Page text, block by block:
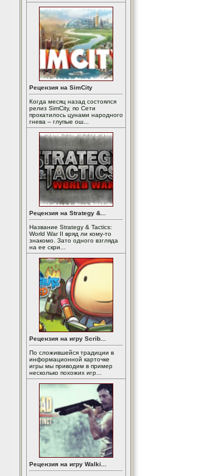
Рецензия на SimCity
Когда месяц назад состоялся
релиз SimCity, по Сети
прокатилось цунами народного
гнева – глупые ош...
Рецензия на Strategy &...
Название Strategy & Tactics:
World War II вряд ли кому-то
знакомо. Зато одного взгляда
на ее скри...
Рецензия на игру Scrib...
По сложившейся традиции в
информационной карточке
игры мы приводим в пример
несколько похожих игр...
Рецензия на игру Walki...